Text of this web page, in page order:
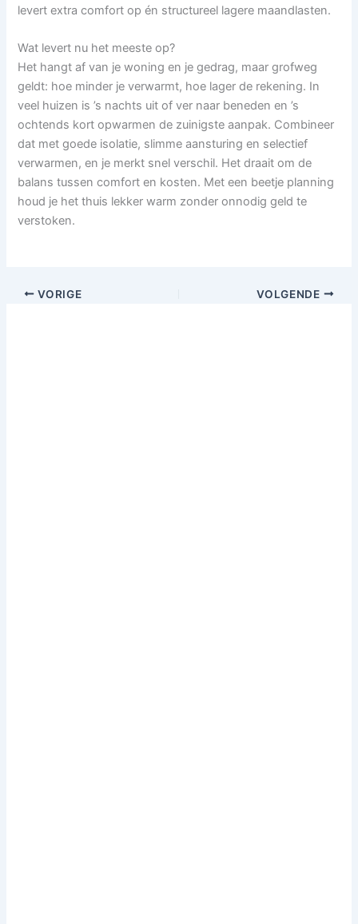
levert extra comfort op én structureel lagere maandlasten.
Wat levert nu het meeste op?
Het hangt af van je woning en je gedrag, maar grofweg
geldt: hoe minder je verwarmt, hoe lager de rekening. In
veel huizen is ’s nachts uit of ver naar beneden en ’s
ochtends kort opwarmen de zuinigste aanpak. Combineer
dat met goede isolatie, slimme aansturing en selectief
verwarmen, en je merkt snel verschil. Het draait om de
balans tussen comfort en kosten. Met een beetje planning
houd je het thuis lekker warm zonder onnodig geld te
verstoken.
VORIGE VOLGENDE